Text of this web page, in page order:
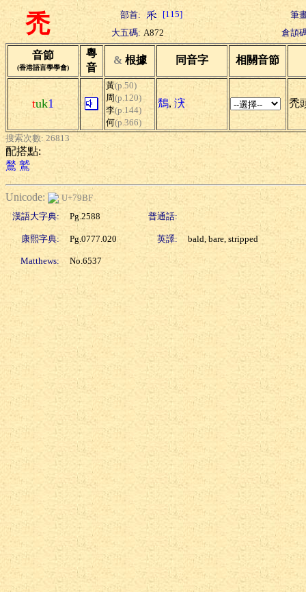
禿 部首: [115]
筆
大五碼: A872 倉頡
音節
(香港語言學學會)
粵
音
& 根據 同音字 相關音節
tuk1
黃(p.50)
周(p.120)
李(p.144)
何(p.366)
鵚, 涋 禿
搜索次數: 26813
配搭點:
鶖 鷲
Unicode:
U+79BF
漢語大字典:
Pg.2588 普通話:
康熙字典: Pg.0777.020 英譯: bald, bare, stripped
Matthews: No.6537